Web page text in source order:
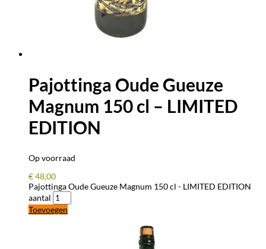
Pajottinga Oude Gueuze
Magnum 150 cl – LIMITED
EDITION
Op voorraad
€48,00
Pajottinga Oude Gueuze Magnum 150 cl - LIMITED EDITION
aantal
Toevoegen